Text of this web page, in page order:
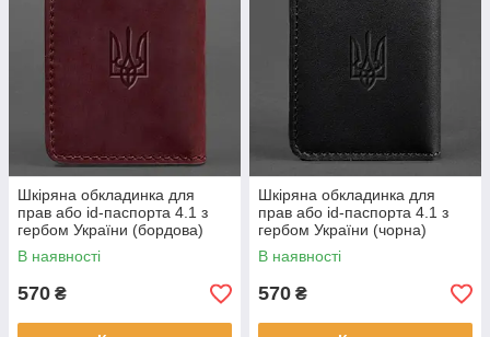
Шкіряна обкладинка для
прав або id-паспорта 4.1 з
гербом України (бордова)
шкіра Crazy Horse
В наявності
570 ₴
Шкіряна обкладинка для
прав або id-паспорта 4.1 з
гербом України (чорна)
В наявності
570 ₴